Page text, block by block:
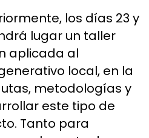
los días 23 y
lugar un taller
aplicada al
local, en la
metodologías y
este tipo de
Tanto para